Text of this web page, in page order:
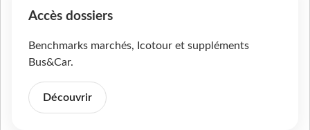
Accès dossiers
Benchmarks marchés, Icotour et suppléments
Bus&Car.
Découvrir